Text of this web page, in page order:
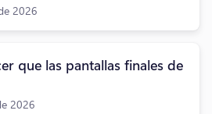
2026
que las pantallas finales de
2026